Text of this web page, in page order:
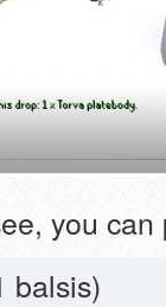
you
balsis)